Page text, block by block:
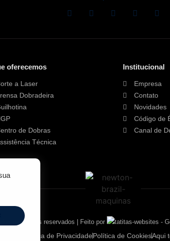
oferecemos
a Laser
Dobradeira
de Dobras
Técnica
Institucional
Empresa
Contato
Novidades
Código de
Canal de
os direitos reservados | Feito por -
Política de PrivacidadePolítica de CookiesAqui